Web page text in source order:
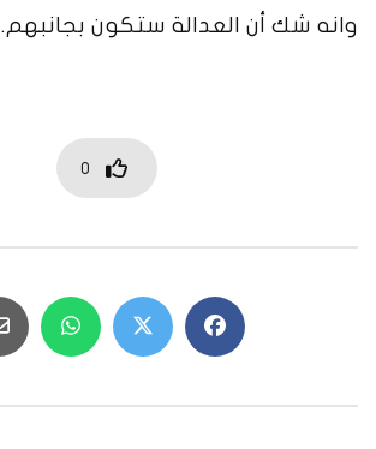
وانه شك أن العدالة ستكون بجانبهم.
0